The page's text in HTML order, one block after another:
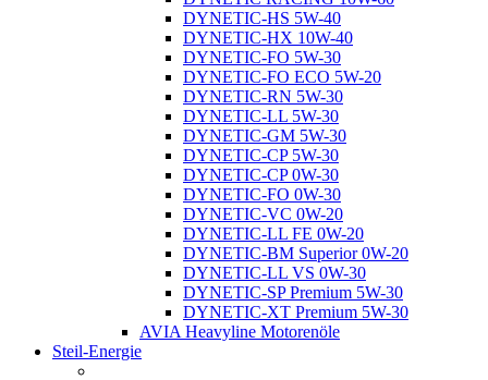
DYNETIC-HS 5W-40
DYNETIC-HX 10W-40
DYNETIC-FO 5W-30
DYNETIC-FO ECO 5W-20
DYNETIC-RN 5W-30
DYNETIC-LL 5W-30
DYNETIC-GM 5W-30
DYNETIC-CP 5W-30
DYNETIC-CP 0W-30
DYNETIC-FO 0W-30
DYNETIC-VC 0W-20
DYNETIC-LL FE 0W-20
DYNETIC-BM Superior 0W-20
DYNETIC-LL VS 0W-30
DYNETIC-SP Premium 5W-30
DYNETIC-XT Premium 5W-30
AVIA Heavyline Motorenöle
Steil-Energie